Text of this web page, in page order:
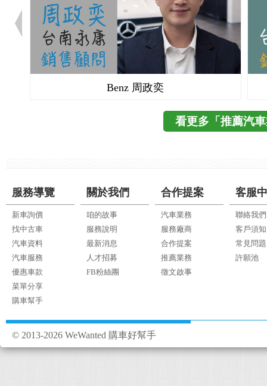
Benz 周政奕
看更多「推薦汽
服務導覽
新車詢價
找中古車
汽車資料
汽車服務
優惠車款
菜單分享
購車幫手
關於我們
咱的故事
服務說明
最新消息
人才招募
FB粉絲團
合作提案
汽車業務
服務廠商
合作提案
推薦業務
徵文啟事
客服
聯絡我們
客戶須知
常見問題
許願池
© 2013-2026 WeWanted 購車好幫手